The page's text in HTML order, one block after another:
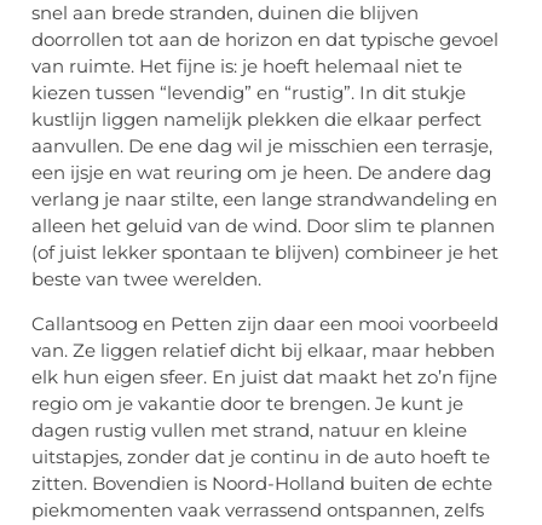
snel aan brede stranden, duinen die blijven
doorrollen tot aan de horizon en dat typische gevoel
van ruimte. Het fijne is: je hoeft helemaal niet te
kiezen tussen “levendig” en “rustig”. In dit stukje
kustlijn liggen namelijk plekken die elkaar perfect
aanvullen. De ene dag wil je misschien een terrasje,
een ijsje en wat reuring om je heen. De andere dag
verlang je naar stilte, een lange strandwandeling en
alleen het geluid van de wind. Door slim te plannen
(of juist lekker spontaan te blijven) combineer je het
beste van twee werelden.
Callantsoog en Petten zijn daar een mooi voorbeeld
van. Ze liggen relatief dicht bij elkaar, maar hebben
elk hun eigen sfeer. En juist dat maakt het zo’n fijne
regio om je vakantie door te brengen. Je kunt je
dagen rustig vullen met strand, natuur en kleine
uitstapjes, zonder dat je continu in de auto hoeft te
zitten. Bovendien is Noord-Holland buiten de echte
piekmomenten vaak verrassend ontspannen, zelfs